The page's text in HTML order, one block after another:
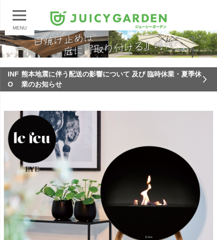
MENU
INF
O
熊本地震に伴う配送の影響について 及び 臨時休業・夏季休
業のお知らせ